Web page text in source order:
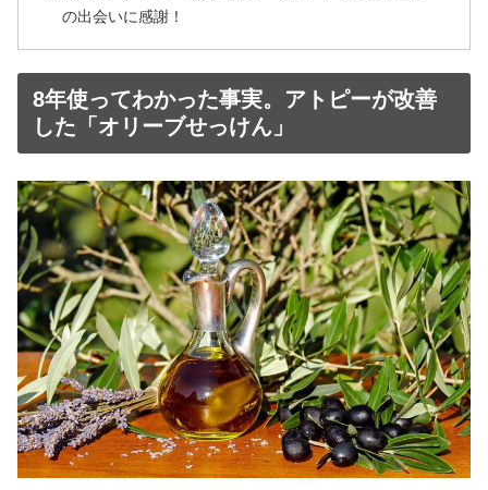
の出会いに感謝！
8年使ってわかった事実。アトピーが改善
した「オリーブせっけん」